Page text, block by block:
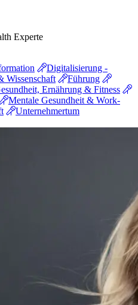
Experte
Digitalisierung -
Wissenschaft
Führung
Ernährung & Fitness
Mentale Gesundheit & Work-
Unternehmertum